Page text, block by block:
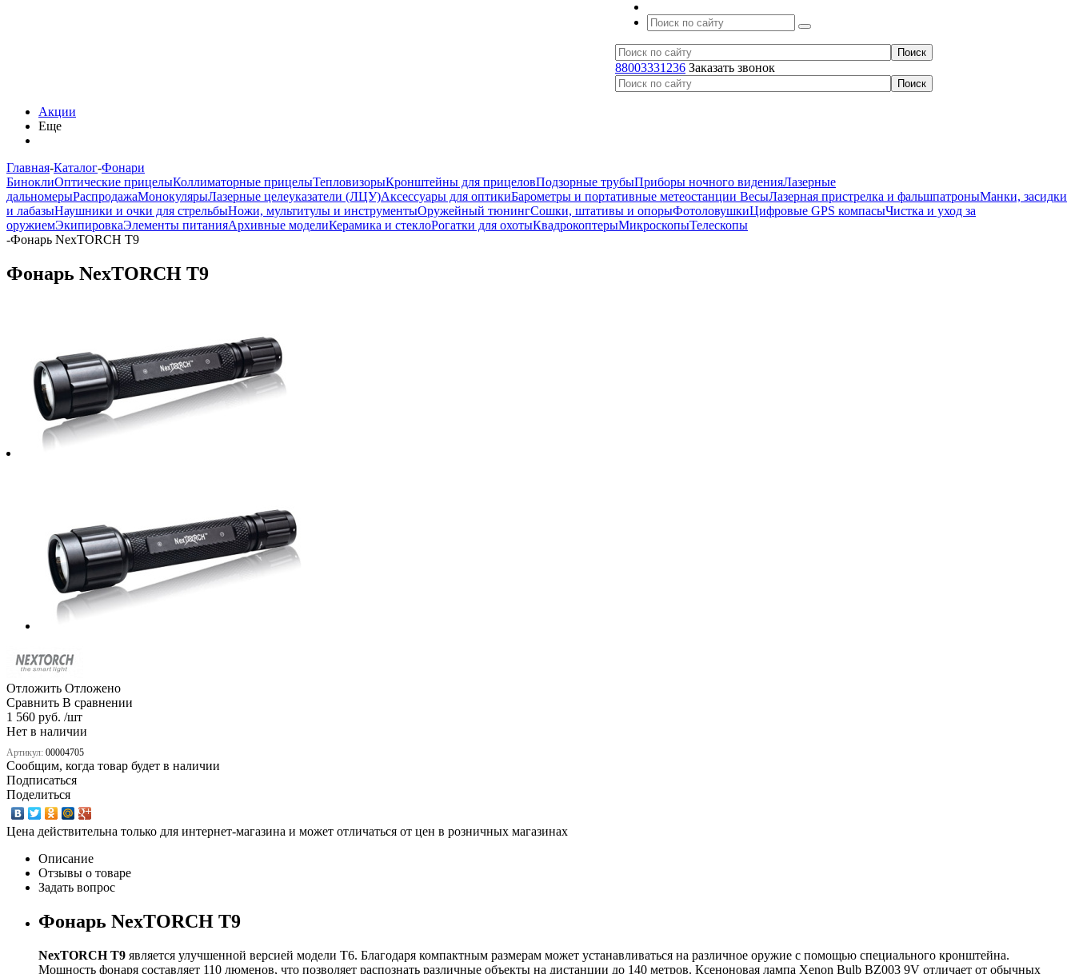
88003331236 Заказать звонок
Акции
Еще
Главная-Каталог-Фонари
БиноклиОптические прицелыКоллиматорные прицелыТепловизорыКронштейны для прицеловПодзорные трубыПриборы ночного виденияЛазерные
дальномерыРаспродажаМонокулярыЛазерные целеуказатели (ЛЦУ)Аксессуары для оптикиБарометры и портативные метеостанции ВесыЛазерная пристрелка и фальшпатроныМанки, засидки
и лабазыНаушники и очки для стрельбыНожи, мультитулы и инструментыОружейный тюнингСошки, штативы и опорыФотоловушкиЦифровые GPS компасыЧистка и уход за
оружиемЭкипировкаЭлементы питанияАрхивные моделиКерамика и стеклоРогатки для охотыКвадрокоптерыМикроскопыТелескопы
-Фонарь NexTORCH T9
Фонарь NexTORCH T9
Отложить Отложено
Сравнить В сравнении
1 560 руб. /шт
Нет в наличии
Артикул: 00004705
Сообщим, когда товар будет в наличии
Подписаться
Поделиться
Цена действительна только для интернет-магазина и может отличаться от цен в розничных магазинах
Описание
Отзывы о товаре
Задать вопрос
Фонарь NexTORCH T9
NexTORCH T9 является улучшенной версией модели Т6. Благодаря компактным размерам может устанавливаться на различное оружие с помощью специального кронштейна.
Мощность фонаря составляет 110 люменов, что позволяет распознать различные объекты на дистанции до 140 метров. Ксеноновая лампа Xenon Bulb BZ003 9V отличает от обычных